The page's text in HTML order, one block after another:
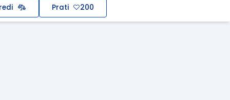
Prati 200